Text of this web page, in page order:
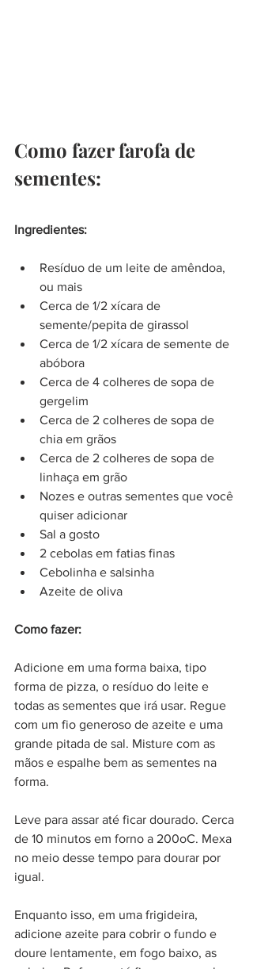
Como fazer farofa de
sementes:
Ingredientes:
Resíduo de um leite de amêndoa,
ou mais
Cerca de 1/2 xícara de
semente/pepita de girassol
Cerca de 1/2 xícara de semente de
abóbora
Cerca de 4 colheres de sopa de
gergelim
Cerca de 2 colheres de sopa de
chia em grãos
Cerca de 2 colheres de sopa de
linhaça em grão
Nozes e outras sementes que você
quiser adicionar
Sal a gosto
2 cebolas em fatias finas
Cebolinha e salsinha
Azeite de oliva
Como fazer:
Adicione em uma forma baixa, tipo
forma de pizza, o resíduo do leite e
todas as sementes que irá usar. Regue
com um fio generoso de azeite e uma
grande pitada de sal. Misture com as
mãos e espalhe bem as sementes na
forma.
Leve para assar até ficar dourado. Cerca
de 10 minutos em forno a 200oC. Mexa
no meio desse tempo para dourar por
igual.
Enquanto isso, em uma frigideira,
adicione azeite para cobrir o fundo e
doure lentamente, em fogo baixo, as